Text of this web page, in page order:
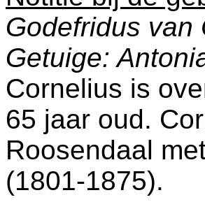
Godefridus van
Getuige:
Cornelius is
65 jaar oud.
Roosendaal
(1801-1875).